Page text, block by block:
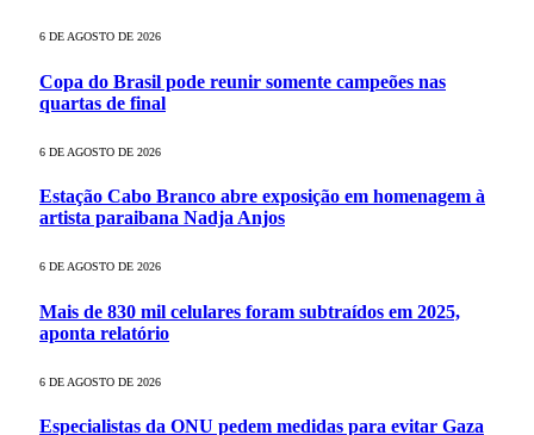
6 DE AGOSTO DE 2026
Copa do Brasil pode reunir somente campeões nas
quartas de final
6 DE AGOSTO DE 2026
Estação Cabo Branco abre exposição em homenagem à
artista paraibana Nadja Anjos
6 DE AGOSTO DE 2026
Mais de 830 mil celulares foram subtraídos em 2025,
aponta relatório
6 DE AGOSTO DE 2026
Especialistas da ONU pedem medidas para evitar Gaza